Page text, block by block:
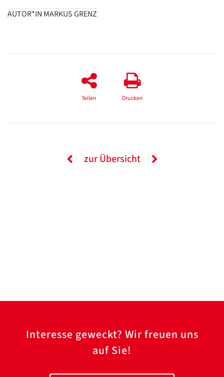
AUTOR*IN MARKUS GRENZ
Teilen Drucken
zur Übersicht
Interesse geweckt? Wir freuen uns
auf Sie!